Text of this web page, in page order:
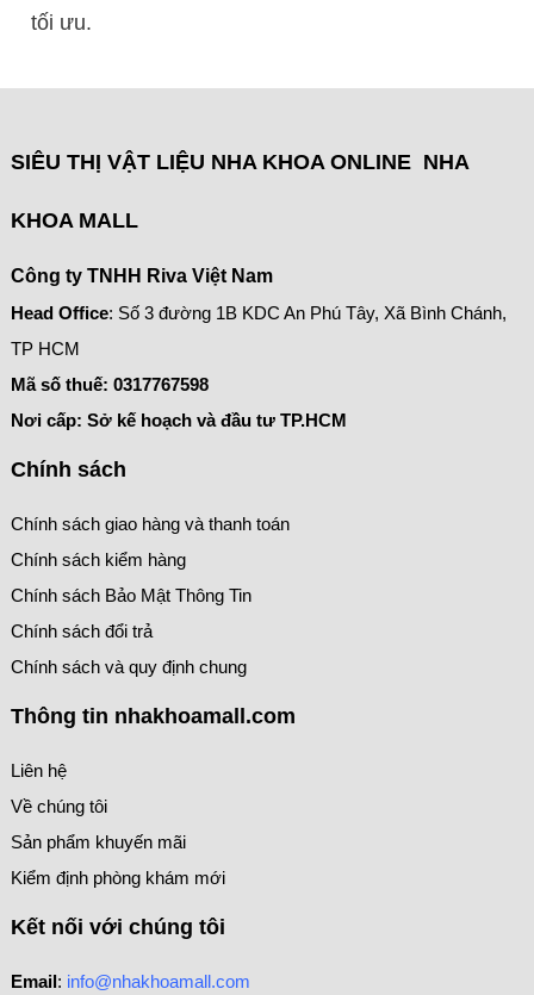
tối ưu.
SIÊU THỊ VẬT LIỆU NHA KHOA ONLINE NHA
KHOA MALL
Công ty TNHH Riva Việt Nam
Head Office: Số 3 đường 1B KDC An Phú Tây, Xã Bình Chánh,
TP HCM
Mã số thuế: 0317767598
Nơi cấp: Sở kế hoạch và đầu tư TP.HCM
Chính sách
Chính sách giao hàng và thanh toán
Chính sách kiểm hàng
Chính sách Bảo Mật Thông Tin
Chính sách đổi trả
Chính sách và quy định chung
Thông tin nhakhoamall.com
Liên hệ
Về chúng tôi
Sản phẩm khuyến mãi
Kiểm định phòng khám mới
Kết nối với chúng tôi
Email: info@nhakhoamall.com